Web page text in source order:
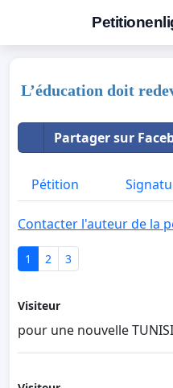
L’éducation doit
Partager sur
Pétition
Contacter l'auteur de la
1 2 3
Visiteur
pour une nouvelle